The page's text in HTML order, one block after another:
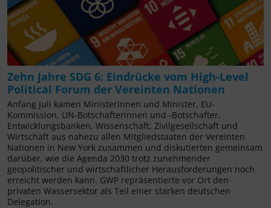
Zehn Jahre SDG 6: Eindrücke vom High-Level
Political Forum der Vereinten Nationen
Anfang Juli kamen Ministerinnen und Minister, EU-
Kommission, UN-Botschafterinnen und -Botschafter,
Entwicklungsbanken, Wissenschaft, Zivilgesellschaft und
Wirtschaft aus nahezu allen Mitgliedstaaten der Vereinten
Nationen in New York zusammen und diskutierten gemeinsam
darüber, wie die Agenda 2030 trotz zunehmender
geopolitischer und wirtschaftlicher Herausforderungen noch
erreicht werden kann. GWP repräsentierte vor Ort den
privaten Wassersektor als Teil einer starken deutschen
Delegation.